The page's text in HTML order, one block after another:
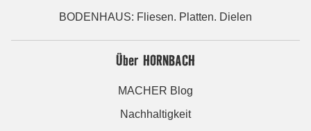
BODENHAUS: Fliesen. Platten. Dielen
Über HORNBACH
MACHER Blog
Nachhaltigkeit